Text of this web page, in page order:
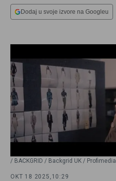
Dodaj u svoje izvore na Googleu
/ BACKGRID / Backgrid UK / Profimedia
OKT 18 2025, 10:29